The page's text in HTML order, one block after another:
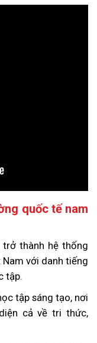
quốc tế nam
thành hệ thống
với danh tiếng
tập.
tập sáng tạo, nơi
cả về tri thức,